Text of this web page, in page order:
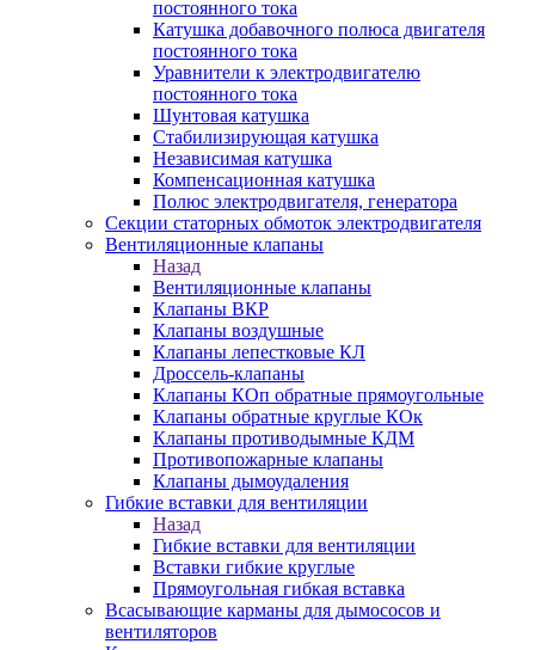
постоянного тока
Катушка добавочного полюса двигателя
постоянного тока
Уравнители к электродвигателю
постоянного тока
Шунтовая катушка
Стабилизирующая катушка
Независимая катушка
Компенсационная катушка
Полюс электродвигателя, генератора
Секции статорных обмоток электродвигателя
Вентиляционные клапаны
Назад
Вентиляционные клапаны
Клапаны ВКР
Клапаны воздушные
Клапаны лепестковые КЛ
Дроссель-клапаны
Клапаны КОп обратные прямоугольные
Клапаны обратные круглые КОк
Клапаны противодымные КДМ
Противопожарные клапаны
Клапаны дымоудаления
Гибкие вставки для вентиляции
Назад
Гибкие вставки для вентиляции
Вставки гибкие круглые
Прямоугольная гибкая вставка
Всасывающие карманы для дымососов и
вентиляторов